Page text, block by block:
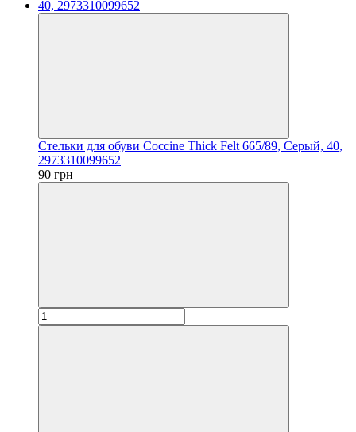
Стельки для обуви Coccine Thick Felt 665/89, Серый, 40,
2973310099652
90 грн